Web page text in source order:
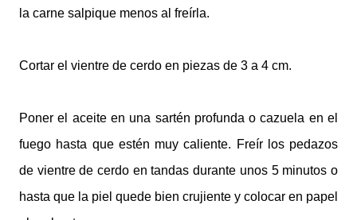
la carne salpique menos al freírla.
Cortar el vientre de cerdo en piezas de 3 a 4 cm.
Poner el aceite en una sartén profunda o cazuela en el
fuego hasta que estén muy caliente. Freír los pedazos
de vientre de cerdo en tandas durante unos 5 minutos o
hasta que la piel quede bien crujiente y colocar en papel